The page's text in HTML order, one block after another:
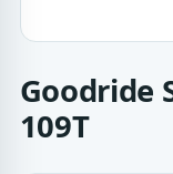
Goodride
109T